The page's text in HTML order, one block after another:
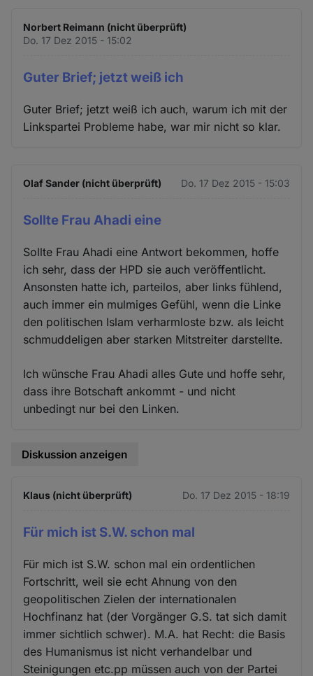
Norbert Reimann (nicht überprüft)
Do. 17 Dez 2015 - 15:02
Guter Brief; jetzt weiß ich
Guter Brief; jetzt weiß ich auch, warum ich mit der
Linkspartei Probleme habe, war mir nicht so klar.
Olaf Sander (nicht überprüft) Do. 17 Dez 2015 - 15:03
Sollte Frau Ahadi eine
Sollte Frau Ahadi eine Antwort bekommen, hoffe
ich sehr, dass der HPD sie auch veröffentlicht.
Ansonsten hatte ich, parteilos, aber links fühlend,
auch immer ein mulmiges Gefühl, wenn die Linke
den politischen Islam verharmloste bzw. als leicht
schmuddeligen aber starken Mitstreiter darstellte.
Ich wünsche Frau Ahadi alles Gute und hoffe sehr,
dass ihre Botschaft ankommt - und nicht
unbedingt nur bei den Linken.
Diskussion anzeigen
Klaus (nicht überprüft) Do. 17 Dez 2015 - 18:19
Für mich ist S.W. schon mal
Für mich ist S.W. schon mal ein ordentlichen
Fortschritt, weil sie echt Ahnung von den
geopolitischen Zielen der internationalen
Hochfinanz hat (der Vorgänger G.S. tat sich damit
immer sichtlich schwer). M.A. hat Recht: die Basis
des Humanismus ist nicht verhandelbar und
Steinigungen etc.pp müssen auch von der Partei